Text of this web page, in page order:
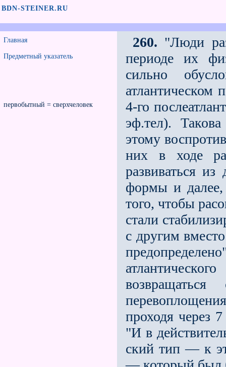
BDN-STEINER.RU
Главная
Предметный указатель
первобытный = сверхчеловек
260. "Люди
периоде их
сильно
4-го
эф.тел).
этому
них в ходе
развиваться
формы и далее,
того, чтобы
стали
с другим
проходя че­рез
"И в
ский тип — к